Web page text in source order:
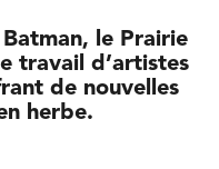
le Prairie
travail d’artistes
de nouvelles
herbe.